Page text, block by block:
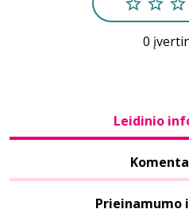
0
Leidinio
Prieinamumo